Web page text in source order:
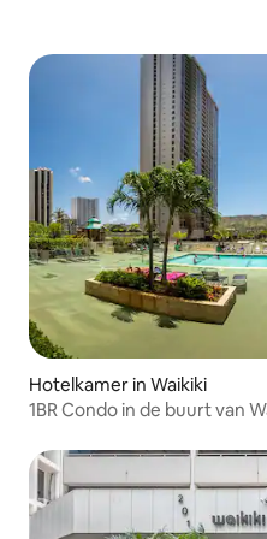
Hotelkamer in Waikiki
1BR Condo in de buurt van